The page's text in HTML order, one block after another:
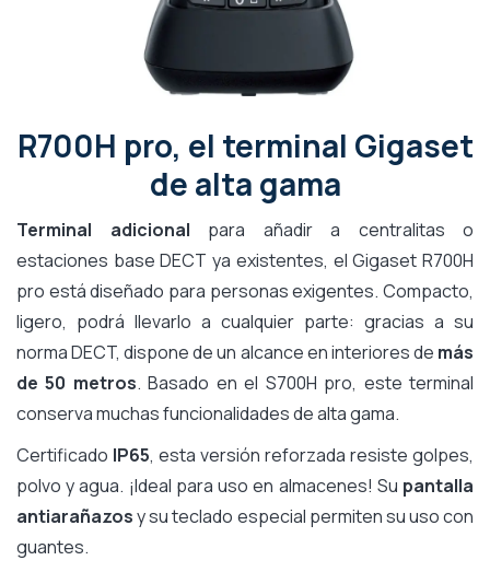
R700H pro, el terminal Gigaset
de alta gama
Terminal adicional para añadir a centralitas o
estaciones base DECT ya existentes, el Gigaset R700H
pro está diseñado para personas exigentes. Compacto,
ligero, podrá llevarlo a cualquier parte: gracias a su
norma DECT, dispone de un alcance en interiores de más
de 50 metros. Basado en el S700H pro, este terminal
conserva muchas funcionalidades de alta gama.
Certificado IP65, esta versión reforzada resiste golpes,
polvo y agua. ¡Ideal para uso en almacenes! Su pantalla
antiarañazosy su teclado especial permiten su uso con
guantes.